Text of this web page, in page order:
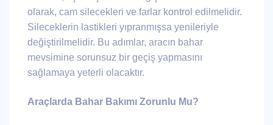
olarak, cam silecekleri ve farlar kontrol edilmelidir.
Sileceklerin lastikleri yıpranmışsa yenileriyle
değiştirilmelidir. Bu adımlar, aracın bahar
mevsimine sorunsuz bir geçiş yapmasını
sağlamaya yeterli olacaktır.
Araçlarda Bahar Bakımı Zorunlu Mu?